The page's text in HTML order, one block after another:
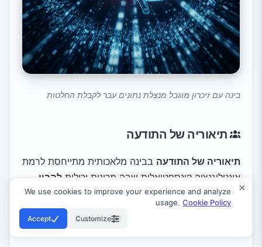
בינה עם זיכרון מוגבל מנצלת נתונים עבר לקבלת החלטות
תיאוריה של התודעה
תיאוריה של התודעה בבינה מלאכותית מתייחסת לרמת
אינטליגנציה קונספטואלית שבה מכונות יכולותלהבין
מצבים מנטליים אנושיים. מושג זה, שמקורו
בפסיכולוגיה, מתאר את היכולת לזהות שלאחרים יש
רגשות, מחשבות, אמונות וכוונותנפרדות משל עצמנו.
We use cookies to improve your experience and analyze
usage. Cookie Policy
Customize
Accept